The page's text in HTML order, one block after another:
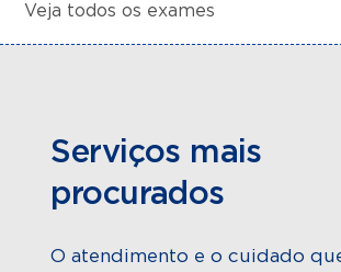
Veja todos os exames
Serviços mais
procurados
O atendimento e o cuidado